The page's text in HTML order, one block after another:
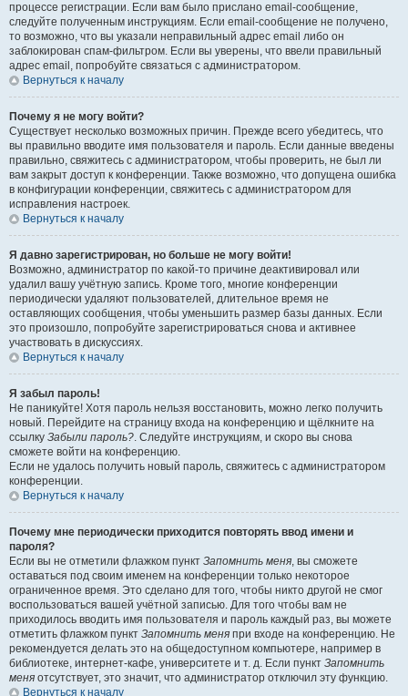
процессе регистрации. Если вам было прислано email-сообщение,
следуйте полученным инструкциям. Если email-сообщение не получено,
то возможно, что вы указали неправильный адрес email либо он
заблокирован спам-фильтром. Если вы уверены, что ввели правильный
адрес email, попробуйте связаться с администратором.
Вернуться к началу
Почему я не могу войти?
Существует несколько возможных причин. Прежде всего убедитесь, что
вы правильно вводите имя пользователя и пароль. Если данные введены
правильно, свяжитесь с администратором, чтобы проверить, не был ли
вам закрыт доступ к конференции. Также возможно, что допущена ошибка
в конфигурации конференции, свяжитесь с администратором для
исправления настроек.
Вернуться к началу
Я давно зарегистрирован, но больше не могу войти!
Возможно, администратор по какой-то причине деактивировал или
удалил вашу учётную запись. Кроме того, многие конференции
периодически удаляют пользователей, длительное время не
оставляющих сообщения, чтобы уменьшить размер базы данных. Если
это произошло, попробуйте зарегистрироваться снова и активнее
участвовать в дискуссиях.
Вернуться к началу
Я забыл пароль!
Не паникуйте! Хотя пароль нельзя восстановить, можно легко получить
новый. Перейдите на страницу входа на конференцию и щёлкните на
ссылку Забыли пароль?. Следуйте инструкциям, и скоро вы снова
сможете войти на конференцию.
Если не удалось получить новый пароль, свяжитесь с администратором
конференции.
Вернуться к началу
Почему мне периодически приходится повторять ввод имени и
пароля?
Если вы не отметили флажком пункт Запомнить меня, вы сможете
оставаться под своим именем на конференции только некоторое
ограниченное время. Это сделано для того, чтобы никто другой не смог
воспользоваться вашей учётной записью. Для того чтобы вам не
приходилось вводить имя пользователя и пароль каждый раз, вы можете
отметить флажком пункт Запомнить меня при входе на конференцию. Не
рекомендуется делать это на общедоступном компьютере, например в
библиотеке, интернет-кафе, университете и т. д. Если пункт Запомнить
меня отсутствует, это значит, что администратор отключил эту функцию.
Вернуться к началу